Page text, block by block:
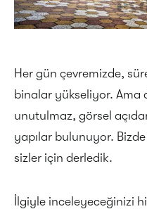
Her gün çevremizde,
binalar yükseliyor. Ama
unutulmaz, görsel
yapılar bulunuyor. Bizde
sizler için derledik.
İlgiyle inceleyeceğinizi